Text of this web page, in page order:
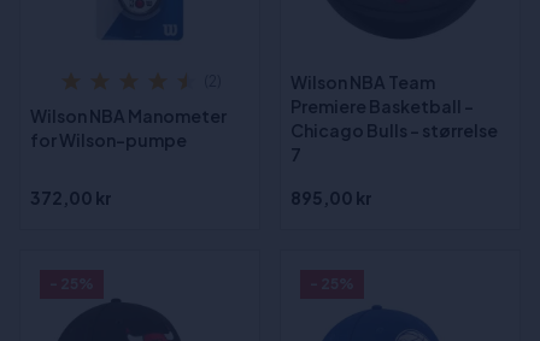
Wilson NBA Manometer
for Wilson-pumpe
372,00 kr
Wilson NBA Team
Premiere Basketball -
Chicago Bulls - størrelse
7
895,00 kr